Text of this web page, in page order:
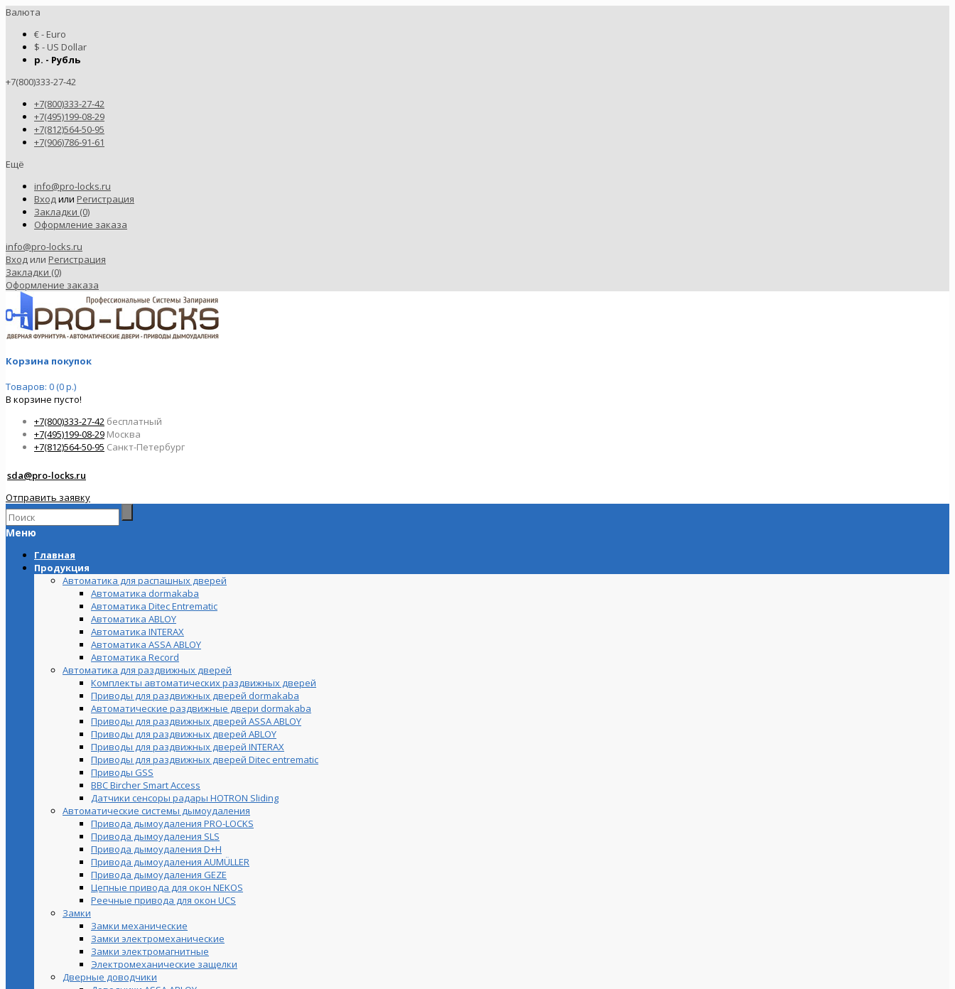
Валюта
€ - Euro
$ - US Dollar
р. - Рубль
+7(800)333-27-42
+7(800)333-27-42
+7(495)199-08-29
+7(812)564-50-95
+7(906)786-91-61
Ещё
info@pro-locks.ru
Входили Регистрация
Закладки (0)
Оформление заказа
info@pro-locks.ru
Вход или Регистрация
Закладки (0)
Оформление заказа
Корзина покупок
Товаров: 0 (0 р.)
В корзине пусто!
+7(800)333-27-42 бесплатный
+7(495)199-08-29 Москва
+7(812)564-50-95 Санкт-Петербург
sda@pro-locks.ru
Отправить заявку
Меню
Главная
Продукция
Автоматика для распашных дверей
Автоматика dormakaba
Автоматика Ditec Entrematic
Автоматика ABLOY
Автоматика INTERAX
Автоматика ASSA ABLOY
Автоматика Record
Автоматика для раздвижных дверей
Комплекты автоматических раздвижных дверей
Приводы для раздвижных дверей dormakaba
Автоматические раздвижные двери dormakaba
Приводы для раздвижных дверей ASSA ABLOY
Приводы для раздвижных дверей ABLOY
Приводы для раздвижных дверей INTERAX
Приводы для раздвижных дверей Ditec entrematic
Приводы GSS
BBC Bircher Smart Access
Датчики сенсоры радары HOTRON Sliding
Автоматические системы дымоудаления
Привода дымоудаления PRO-LOCKS
Привода дымоудаления SLS
Привода дымоудаления D+H
Привода дымоудаления AUMÜLLER
Привода дымоудаления GEZE
Цепные привода для окон NEKOS
Реечные привода для окон UСS
Замки
Замки механические
Замки электромеханические
Замки электромагнитные
Электромеханические защелки
Дверные доводчики